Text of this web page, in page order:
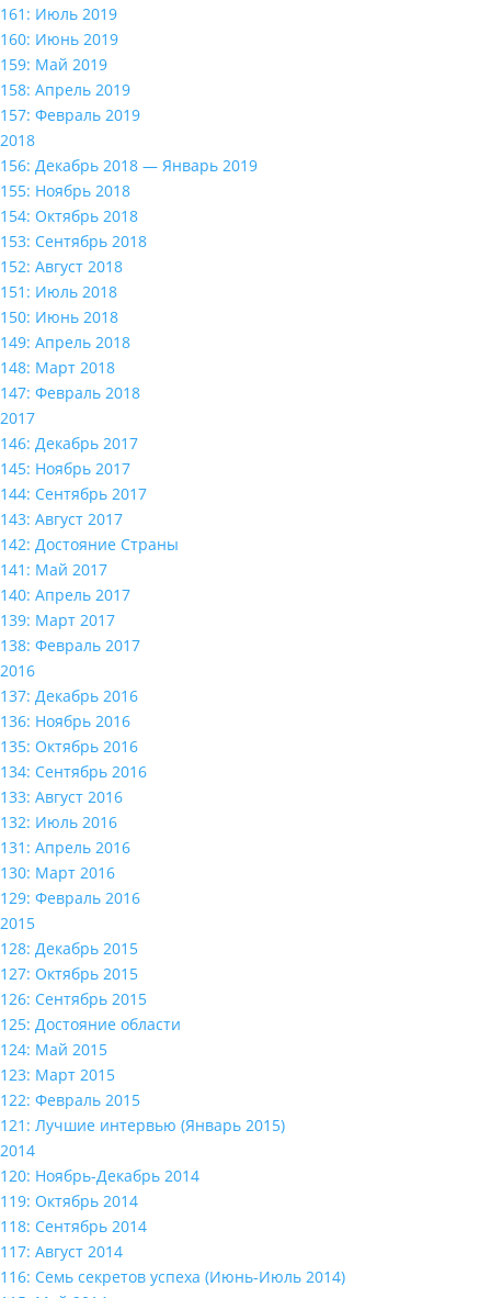
161: Июль 2019
160: Июнь 2019
159: Май 2019
158: Апрель 2019
157: Февраль 2019
2018
156: Декабрь 2018 — Январь 2019
155: Ноябрь 2018
154: Октябрь 2018
153: Сентябрь 2018
152: Август 2018
151: Июль 2018
150: Июнь 2018
149: Апрель 2018
148: Март 2018
147: Февраль 2018
2017
146: Декабрь 2017
145: Ноябрь 2017
144: Сентябрь 2017
143: Август 2017
142: Достояние Страны
141: Май 2017
140: Апрель 2017
139: Март 2017
138: Февраль 2017
2016
137: Декабрь 2016
136: Ноябрь 2016
135: Октябрь 2016
134: Сентябрь 2016
133: Август 2016
132: Июль 2016
131: Апрель 2016
130: Март 2016
129: Февраль 2016
2015
128: Декабрь 2015
127: Октябрь 2015
126: Сентябрь 2015
125: Достояние области
124: Май 2015
123: Март 2015
122: Февраль 2015
121: Лучшие интервью (Январь 2015)
2014
120: Ноябрь-Декабрь 2014
119: Октябрь 2014
118: Сентябрь 2014
117: Август 2014
116: Семь секретов успеха (Июнь-Июль 2014)